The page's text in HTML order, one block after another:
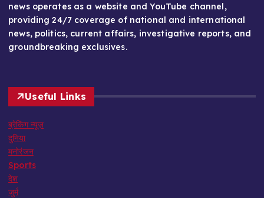
news operates as a website and YouTube channel,
providing 24/7 coverage of national and international
news, politics, current affairs, investigative reports, and
groundbreaking exclusives.
Useful Links
ब्रेकिंग न्यूज़
दुनिया
मनोरंजन
Sports
देश
जुर्म